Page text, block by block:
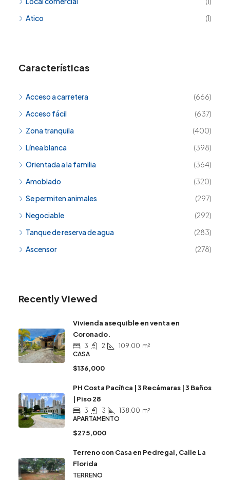
Atico
(1)
Características
Acceso a carretera
(666)
Acceso fácil
(637)
Zona tranquila
(400)
Línea blanca
(398)
Orientada a la familia
(364)
Amoblado
(320)
Se permiten animales
(297)
Negociable
(292)
Tanque de reserva de agua
(283)
Ascensor
(278)
Recently Viewed
Vivienda asequible en venta en
Coronado.
3 2 109.00 m²
CASA
$136,000
PH Costa Pacífica | 3 Recámaras | 3 Baños
| Piso 28
3 3 138.00 m²
APARTAMENTO
$275,000
Terreno con Casa en Pedregal, Calle La
Florida
TERRENO